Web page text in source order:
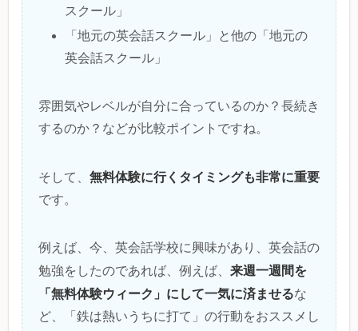
スクール」
「地元の英会話スクール」と他の「地元の
英会話スクール」
雰囲気やレベルが自分に合っているのか？長続き
するのか？などが比較ポイントですね。
そして、 無料体験に行くタイミングも非常に重要
です。
例えば、今、英会話学校に興味があり、英会話の
勉強をしたのであれば、例えば、 来週一週間を
「無料体験ウィーク」にして一気に済ませるな
ど、「鉄は熱いうちに打て」の行動をおススメし